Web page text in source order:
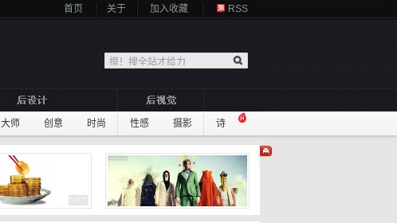
首页 关于 加入收藏 RSS
大师 创意 时尚 性感 摄影 诗